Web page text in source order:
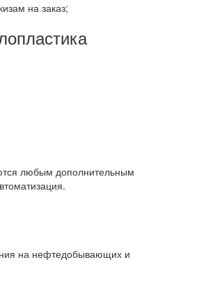
на заказ;
любым дополнительным
на нефтедобывающих и